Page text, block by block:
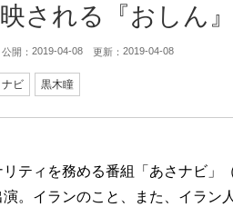
される『おしん
開： 2019-04-08 更新： 2019-04-08
ビ 黒木瞳
ティを務める番組「あさナビ」
。イランのこと、また、イラン